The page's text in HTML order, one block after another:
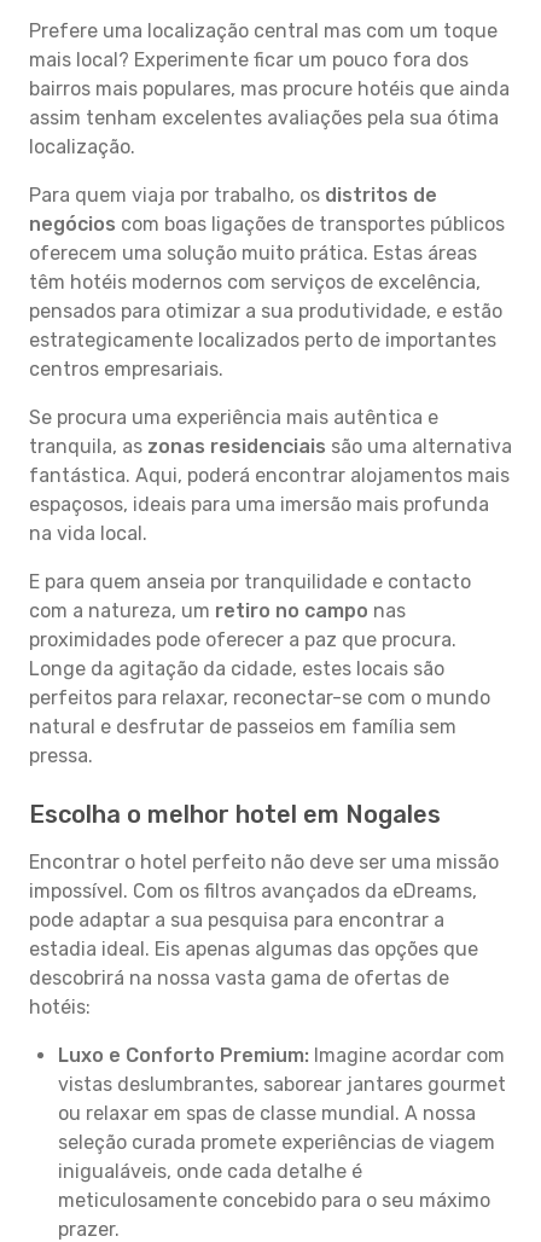
Prefere uma localização central mas com um toque
mais local? Experimente ficar um pouco fora dos
bairros mais populares, mas procure hotéis que ainda
assim tenham excelentes avaliações pela sua ótima
localização.
Para quem viaja por trabalho, os distritos de
negócios com boas ligações de transportes públicos
oferecem uma solução muito prática. Estas áreas
têm hotéis modernos com serviços de excelência,
pensados para otimizar a sua produtividade, e estão
estrategicamente localizados perto de importantes
centros empresariais.
Se procura uma experiência mais autêntica e
tranquila, as zonas residenciais são uma alternativa
fantástica. Aqui, poderá encontrar alojamentos mais
espaçosos, ideais para uma imersão mais profunda
na vida local.
E para quem anseia por tranquilidade e contacto
com a natureza, um retiro no campo nas
proximidades pode oferecer a paz que procura.
Longe da agitação da cidade, estes locais são
perfeitos para relaxar, reconectar-se com o mundo
natural e desfrutar de passeios em família sem
pressa.
Escolha o melhor hotel em Nogales
Encontrar o hotel perfeito não deve ser uma missão
impossível. Com os filtros avançados da eDreams,
pode adaptar a sua pesquisa para encontrar a
estadia ideal. Eis apenas algumas das opções que
descobrirá na nossa vasta gama de ofertas de
hotéis:
Luxo e Conforto Premium: Imagine acordar com
vistas deslumbrantes, saborear jantares gourmet
ou relaxar em spas de classe mundial. A nossa
seleção curada promete experiências de viagem
inigualáveis, onde cada detalhe é
meticulosamente concebido para o seu máximo
prazer.